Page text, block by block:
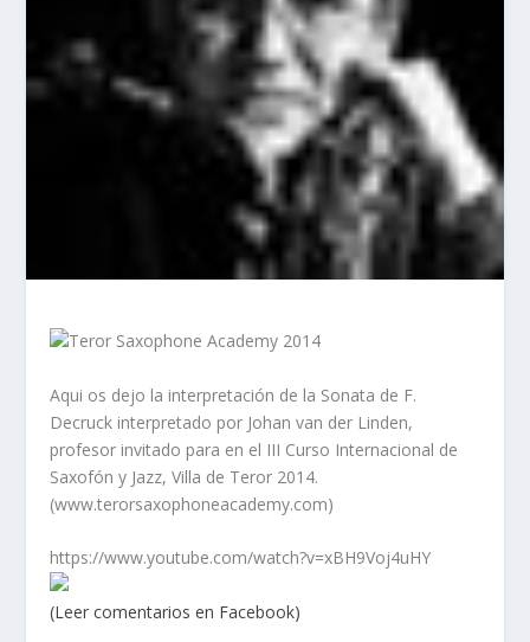
Teror Saxophone Academy 2014
Aqui os dejo la interpretación de la Sonata de F.
Decruck interpretado por Johan van der Linden,
profesor invitado para en el III Curso Internacional de
Saxofón y Jazz, Villa de Teror 2014.
(www.terorsaxophoneacademy.com)
https://www.youtube.com/watch?v=xBH9Voj4uHY
(Leer comentarios en Facebook)